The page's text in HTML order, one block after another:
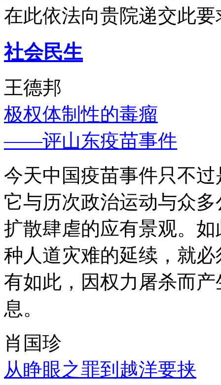
在此依法向贵院递交此要
社会民生
王德邦
极权体制性的毒瘤
——评山东疫苗事件
今天中国疫苗事件只不
它与历次政治运动与众
扩散肆虐的应有景观。
种人道灾难的延续，就
有如此，因权力屠杀而
息。
肖国珍
从睁眼之罪到越洋要挟